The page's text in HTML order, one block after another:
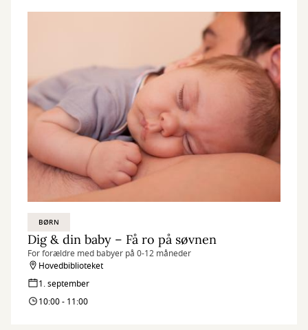
BØRN
Dig & din baby – Få ro på søvnen
For forældre med babyer på 0-12 måneder
Hovedbiblioteket
1. september
10:00 - 11:00